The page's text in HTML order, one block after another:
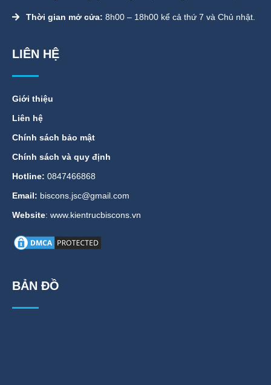
Thời gian mở cửa: 8h00 – 18h00 kể cả thứ 7 và Chủ nhật.
LIÊN HỆ
Giới thiệu
Liên hệ
Chính sách bảo mật
Chính sách và quy định
Hotline: 0847466868
Email: biscons.jsc@gmail.com
Website: www.kientrucbiscons.vn
BẢN ĐỒ